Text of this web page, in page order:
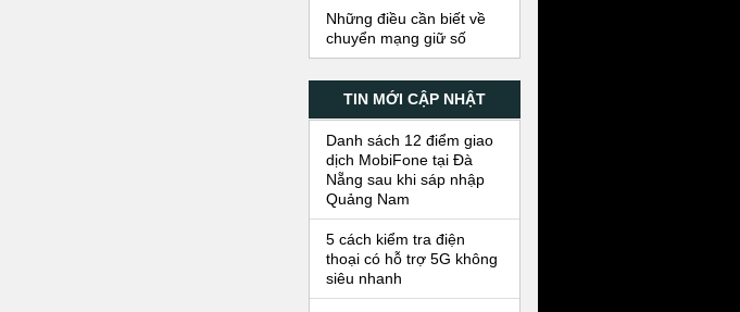
Những điều cần biết về
chuyển mạng giữ số
TIN MỚI CẬP NHẬT
Danh sách 12 điểm giao
dịch MobiFone tại Đà
Nẵng sau khi sáp nhập
Quảng Nam
5 cách kiểm tra điện
thoại có hỗ trợ 5G không
siêu nhanh